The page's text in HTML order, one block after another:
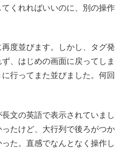
くれればいいのに、別の操作
度並びます。しかし、タグ発
、はじめの画面に戻ってしま
行ってまた並びました。何回
文の英語で表示されていまし
たけど、大行列で後ろがつか
た。直感でなんとなく操作し